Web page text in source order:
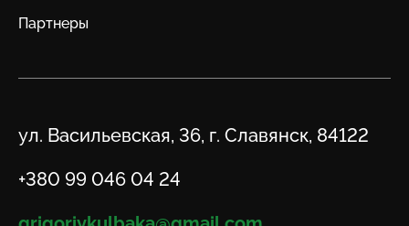
Партнеры
Адрес
ул. Васильевская, 36, г. Славянск, 84122
Телефон
+380 99 046 04 24